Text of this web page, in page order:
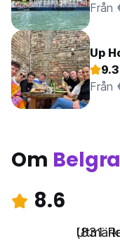
Från
Up
9.3
Från
Om
8.6
(831